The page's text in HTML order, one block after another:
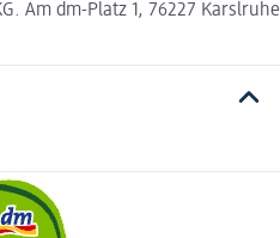
Am dm-Platz 1, 76227 Karslruhe